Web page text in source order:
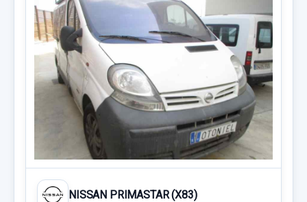
NISSAN PRIMASTAR (X83)